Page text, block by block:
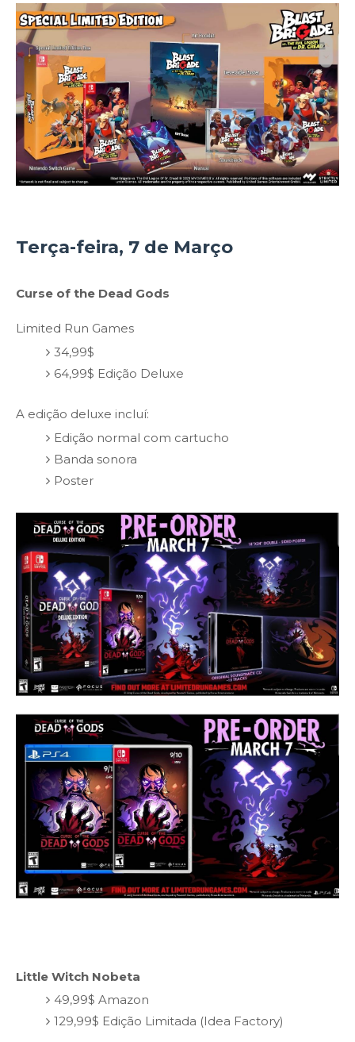
Terça-feira, 7 de Março
Curse of the Dead Gods
Limited Run Games
34,99$
64,99$ Edição Deluxe
A edição deluxe incluí:
Edição normal com cartucho
Banda sonora
Poster
Little Witch Nobeta
49,99$ Amazon
129,99$ Edição Limitada (Idea Factory)